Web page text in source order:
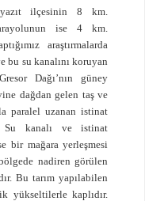
ilçesinin 8 km.
ise 4 km.
araştırmalarda
bu su kanalını koruyan
Dağı’nın güney
dağdan gelen taş ve
paralel uzanan istinat
Su kanalı ve istinat
bir mağara yerleşmesi
nadiren görülen
Bu tarım yapılabilen
yükseltilerle kaplıdır.